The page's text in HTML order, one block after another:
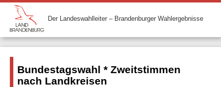
Der Landeswahlleiter – Brandenburger Wahlergebnisse
Bundestagswahl * Zweitstimmen
nach Landkreisen